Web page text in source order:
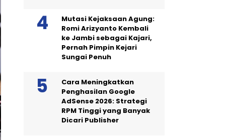
Mutasi Kejaksaan Agung:
Romi Arizyanto Kembali
ke Jambi sebagai Kajari,
Pernah Pimpin Kejari
Sungai Penuh
Cara Meningkatkan
Penghasilan Google
AdSense 2026: Strategi
RPM Tinggi yang Banyak
Dicari Publisher